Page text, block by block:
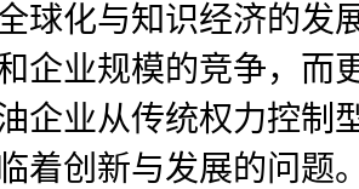
球化与知识经济的发
企业规模的竞争，而
企业从传统权力控制
着创新与发展的问题